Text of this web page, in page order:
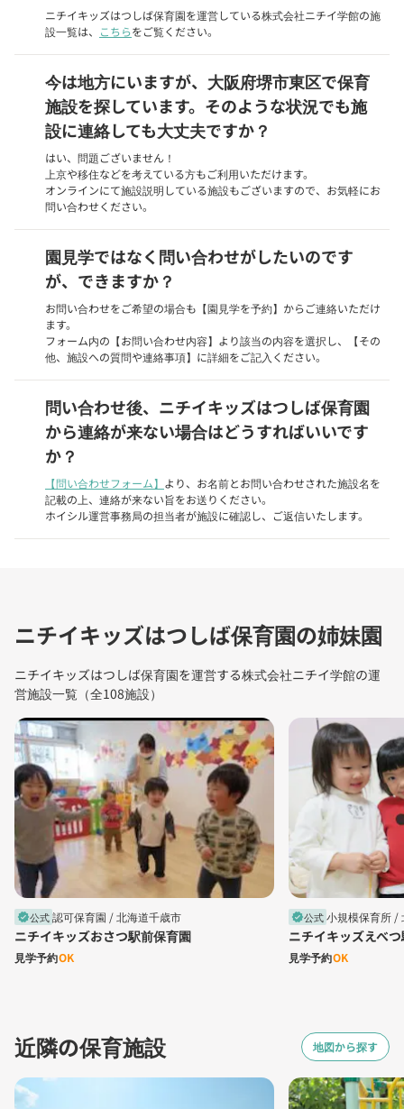
ニチイキッズはつしば保育園を運営している株式会社ニチイ学館の施
設一覧は、
こちらをご覧ください。
今は地方にいますが、大阪府堺市東区で保育
施設を探しています。そのような状況でも施
設に連絡しても大丈夫ですか？
はい、問題ございません！
上京や移住などを考えている方もご利用いただけます。
オンラインにて施設説明している施設もございますので、お気軽にお
問い合わせください。
園見学ではなく問い合わせがしたいのです
が、できますか？
お問い合わせをご希望の場合も【園見学を予約】からご連絡いただけ
ます。
フォーム内の【お問い合わせ内容】より該当の内容を選択し、【その
他、施設への質問や連絡事項】に詳細をご記入ください。
問い合わせ後、ニチイキッズはつしば保育園
から連絡が来ない場合はどうすればいいです
か？
【問い合わせフォーム】 より、お名前とお問い合わせされた施設名を
記載の上、連絡が来ない旨をお送りください。
ホイシル運営事務局の担当者が施設に確認し、ご返信いたします。
ニチイキッズはつしば保育園の姉妹園
ニチイキッズはつしば保育園を運営する株式会社ニチイ学館の運
営施設一覧（全108施設）
verified公式認可保育園 /北海道千歳市
ニチイキッズおさつ駅前保育園
見学予約OK
verified公式小規模保育所 /
ニチイキッズえべ
見学予約OK
近隣の保育施設 地図から探す